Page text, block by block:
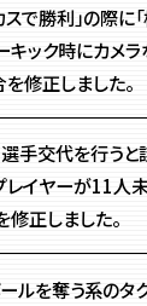
で勝利」の際に
キック時にカメ
修正しました。
手交代を行う
レイヤーが11人
正しました。
ルを奪う系のタ